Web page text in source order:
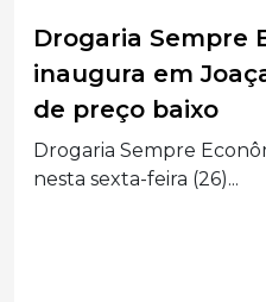
Diretoria
reúne lideranças
Diretores ouviram as
produtivo, apresentaram